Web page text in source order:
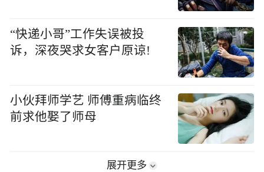
“快递小哥”工作失误被投
诉，深夜哭求女客户原谅!
小伙拜师学艺 师傅重病临终
前求他娶了师母
展开更多